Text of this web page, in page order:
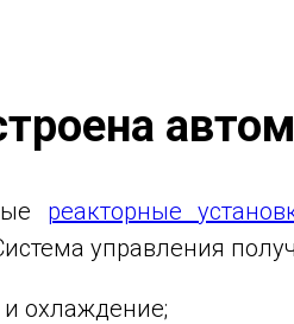
реакторные
управления
и охлаждение;